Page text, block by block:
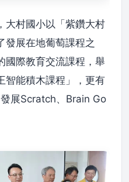
大村國小以「紫鑽大村
發展在地葡萄課程之
國際教育交流課程，舉
智能積木課程」，更有
發展Scratch、Brain Go